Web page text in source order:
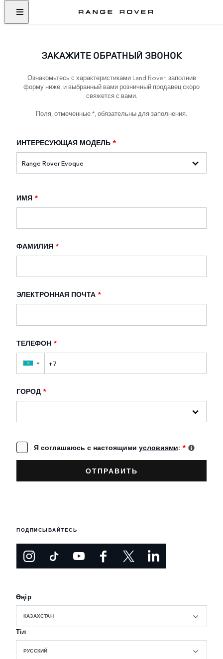
ЗАКАЖИТЕ ОБРАТНЫЙ ЗВОНОК
Ознакомьтесь с характеристиками Land Rover, заполнив
форму ниже, и выбранный вами розничный продавец скоро
свяжется с вами.
Поля, отмеченные *, обязательны для заполнения.
ИНТЕРЕСУЮЩАЯ МОДЕЛЬ *
ИМЯ *
ФАМИЛИЯ *
ЭЛЕКТРОННАЯ ПОЧТА *
ТЕЛЕФОН *
▼
ГОРОД *
Я соглашаюсь с настоящими условиями: *
ПОДПИСЫВАЙТЕСЬ
Өңір
КАЗАХСТАН
Тіл
РУССКИЙ